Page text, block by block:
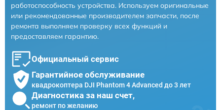
работоспособность устройства. Используем оригинальные
или рекомендованные производителем запчасти, после
ремонта выполняем проверку всех функций и
предоставляем гарантию.
Официальный сервис
Гарантийное обслуживание
квадрокоптера DJI Phantom 4 Advanced до 3 лет
Диагностика за наш счет,
ремонт по желанию